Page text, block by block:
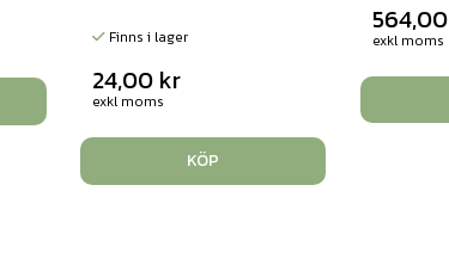
Finns i lager
24,00 kr
exkl moms
KÖP
564,00
exkl moms